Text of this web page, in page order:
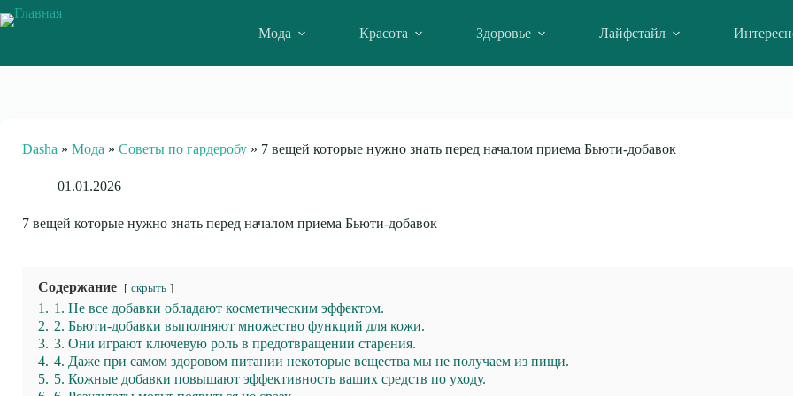
Skip
to
Мода Красота Здоровье Лайфстайл
Dasha » Мода » Советы по гардеробу » 7 вещей которые нужно знать перед началом приема Бьюти-добавок
01.01.2026
7 вещей которые нужно знать перед началом приема Бьюти-добавок
Содержание скрыть
1. 1. Не все добавки обладают косметическим эффектом.
2. 2. Бьюти-добавки выполняют множество функций для кожи.
3. 3. Они играют ключевую роль в предотвращении старения.
4. 4. Даже при самом здоровом питании некоторые вещества мы не получаем из пищи.
5. 5. Кожные добавки повышают эффективность ваших средств по уходу.